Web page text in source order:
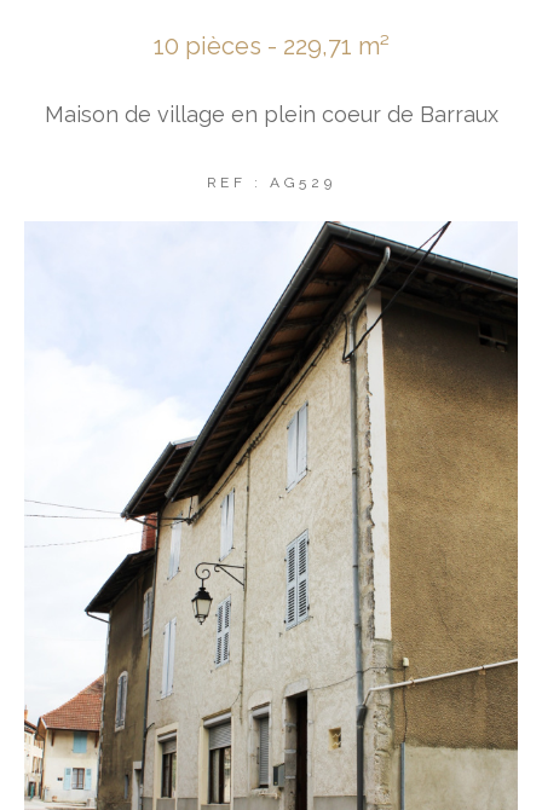
10 pièces - 229,71 m²
Maison de village en plein coeur de Barraux
REF : AG529